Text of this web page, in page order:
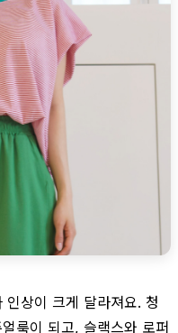
상이 크게 달라져요. 청
룩이 되고, 슬랙스와 로퍼